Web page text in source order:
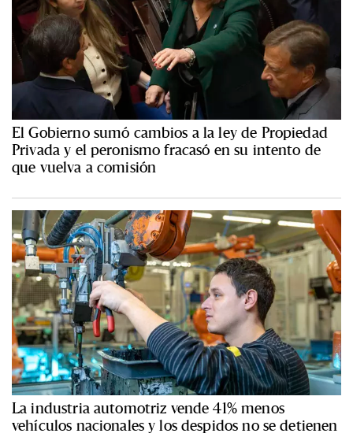
El Gobierno sumó cambios a la ley de Propiedad
Privada y el peronismo fracasó en su intento de
que vuelva a comisión
La industria automotriz vende 41% menos
vehículos nacionales y los despidos no se detienen